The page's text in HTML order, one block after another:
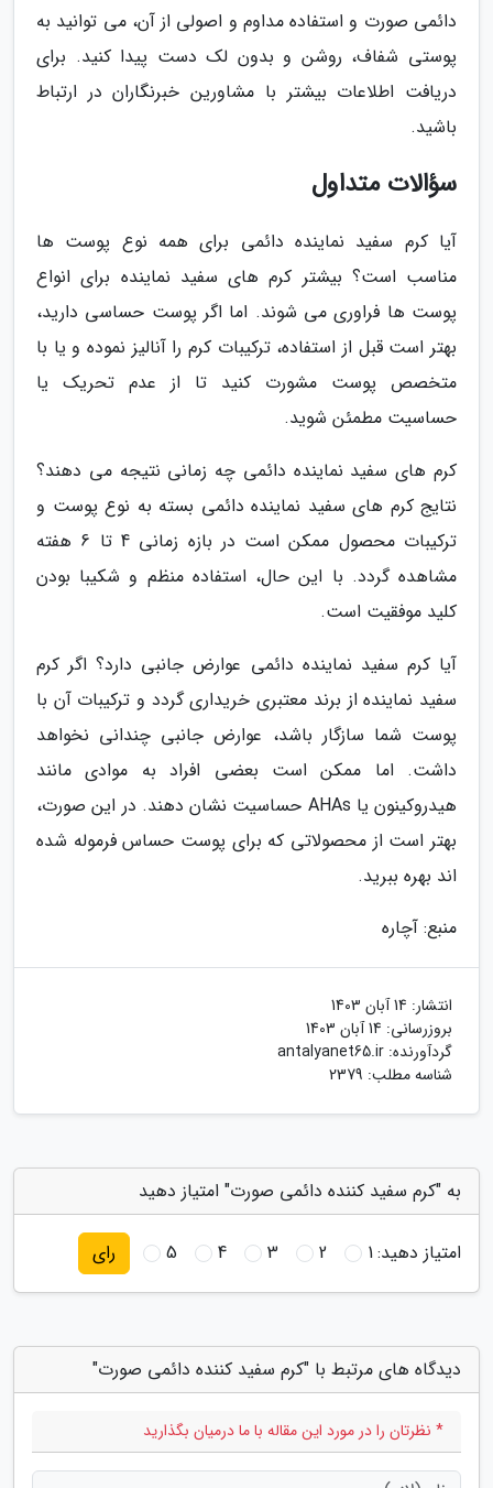
دائمی صورت و استفاده مداوم و اصولی از آن، می توانید به
پوستی شفاف، روشن و بدون لک دست پیدا کنید. برای
دریافت اطلاعات بیشتر با مشاورین خبرنگاران در ارتباط
باشید.
سؤالات متداول
آیا کرم سفید نماینده دائمی برای همه نوع پوست ها
مناسب است؟ بیشتر کرم های سفید نماینده برای انواع
پوست ها فراوری می شوند. اما اگر پوست حساسی دارید،
بهتر است قبل از استفاده، ترکیبات کرم را آنالیز نموده و یا با
متخصص پوست مشورت کنید تا از عدم تحریک یا
حساسیت مطمئن شوید.
کرم های سفید نماینده دائمی چه زمانی نتیجه می دهند؟
نتایج کرم های سفید نماینده دائمی بسته به نوع پوست و
ترکیبات محصول ممکن است در بازه زمانی 4 تا 6 هفته
مشاهده گردد. با این حال، استفاده منظم و شکیبا بودن
کلید موفقیت است.
آیا کرم سفید نماینده دائمی عوارض جانبی دارد؟ اگر کرم
سفید نماینده از برند معتبری خریداری گردد و ترکیبات آن با
پوست شما سازگار باشد، عوارض جانبی چندانی نخواهد
داشت. اما ممکن است بعضی افراد به موادی مانند
هیدروکینون یا AHAs حساسیت نشان دهند. در این صورت،
بهتر است از محصولاتی که برای پوست حساس فرموله شده
اند بهره ببرید.
منبع: آچاره
انتشار: 14 آبان 1403
بروزرسانی: 14 آبان 1403
گردآورنده: antalyanet65.ir
شناسه مطلب: 2379
به "کرم سفید کننده دائمی صورت" امتیاز دهید
امتیاز دهید:1
2
3
4
5 رای
دیدگاه های مرتبط با "کرم سفید کننده دائمی صورت"
* نظرتان را در مورد این مقاله با ما درمیان بگذارید